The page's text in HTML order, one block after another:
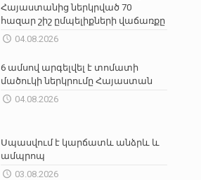
Հայաստանից ներկրված 70
հազար շիշ ըմպելիքների վաճառքը
04.08.2026
6 ամսով արգելվել է տոմատի
մածուկի ներկրումը Հայաստան
04.08.2026
Սպասվում է կարճատև անձրև և
ամպրոպ
03.08.2026